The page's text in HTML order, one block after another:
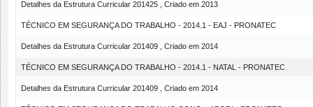
Detalhes da Estrutura Curricular 201425 , Criado em 2013
TÉCNICO EM SEGURANÇA DO TRABALHO - 2014.1 - EAJ - PRONATEC
Detalhes da Estrutura Curricular 201409 , Criado em 2014
TÉCNICO EM SEGURANÇA DO TRABALHO - 2014.1 - NATAL - PRONATEC
Detalhes da Estrutura Curricular 201409 , Criado em 2014